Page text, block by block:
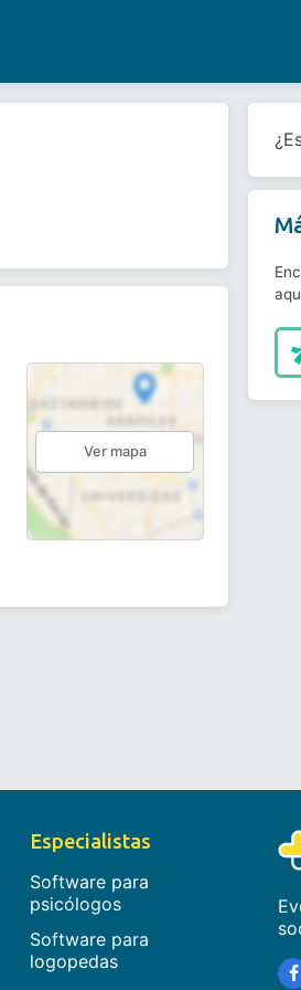
Ver mapa
Especialistas
Software para
psicólogos
Software para
logopedas